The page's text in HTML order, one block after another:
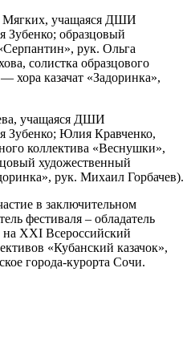
Мягких, учащаяся ДШИ
Зубенко; образцовый
рук. Ольга
солистка образцового
хора казачат «Задоринка»,
учащаяся ДШИ
Зубенко; Юлия Кравченко,
коллектива «Веснушки»,
художественный
рук. Михаил Горбачев).
в заключительном
фестиваля – обладатель
на ХXI Всероссийский
«Кубанский казачок»,
города-курорта Сочи.